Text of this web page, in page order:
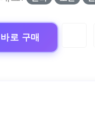
바로 구매